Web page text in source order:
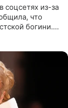
соцсетях из-за
что
богини.